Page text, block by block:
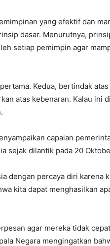
yang efektif dan
dasar. Menurutnya,
setiap pemimpin agar
Kedua, bertindak
atas kebenaran. Kalau ini
capaian
sejak dilantik pada 20
dengan percaya diri karena
kita dapat menghasilkan
agar mereka tidak
Negara mengingatkan